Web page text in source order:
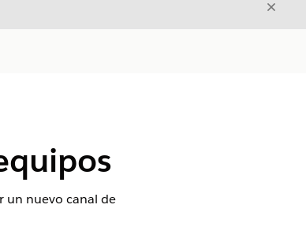
Cerrar
un nuevo canal de